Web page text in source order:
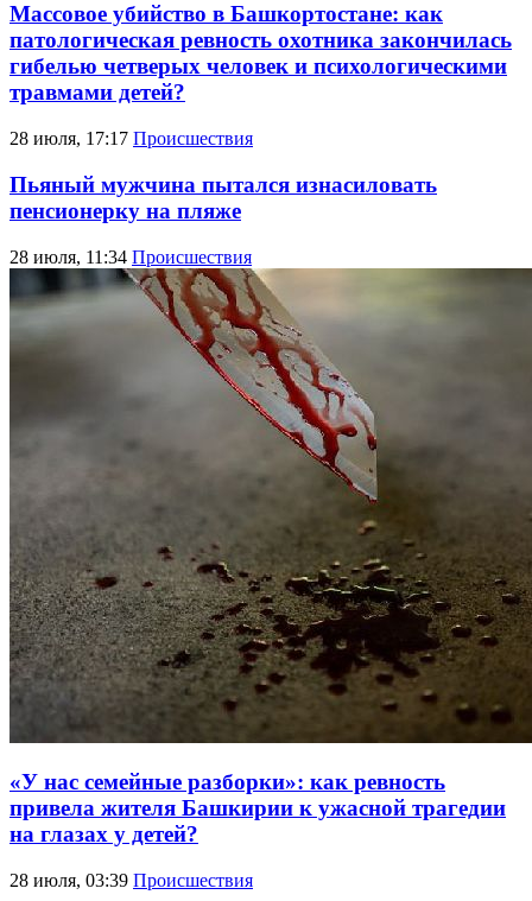
Массовое убийство в Башкортостане: как
патологическая ревность охотника закончилась
гибелью четверых человек и психологическими
травмами детей?
28 июля, 17:17 Происшествия
Пьяный мужчина пытался изнасиловать
пенсионерку на пляже
28 июля, 11:34 Происшествия
«У нас семейные разборки»: как ревность
привела жителя Башкирии к ужасной трагедии
на глазах у детей?
28 июля, 03:39 Происшествия